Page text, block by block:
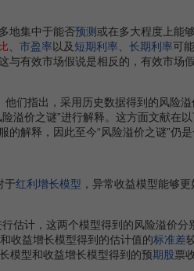
地集中于能否预测或在多大程度上能
、 市盈率以及 短期利率、 长期利率可
与有效市场假说是相反的，有效市场
他们指出，采用历史数据得到的风险
溢价之谜”进行解释。这方面文献在以
解释，因此至今“风险溢价之谜”仍是
于红利增长模型 ，异常收益模型能够
估计，这两个模型得到的风险溢价分
收益增长模型得到的估计值的标准差
模型和收益增长模型得到的预期股票